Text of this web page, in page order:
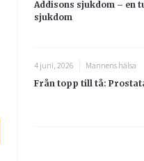
Addisons sjukdom – en
sjukdom
4 juni, 2026
Mannens hälsa
Från topp till tå: